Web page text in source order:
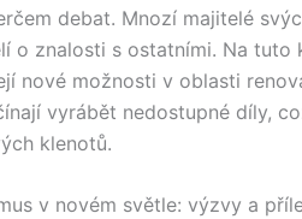
debat. Mnozí majitelé
o znalosti s ostatními. Na
nové možnosti v oblasti
vyrábět nedostupné díly,
klenotů.
v novém světle: výzvy a